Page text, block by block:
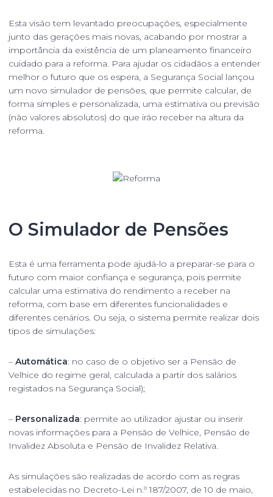
Esta visão tem levantado preocupações, especialmente
junto das gerações mais novas, acabando por mostrar a
importância da existência de um planeamento financeiro
cuidado para a reforma. Para ajudar os cidadãos a entender
melhor o futuro que os espera, a Segurança Social lançou
um novo simulador de pensões, que permite calcular, de
forma simples e personalizada, uma estimativa ou previsão
(não valores absolutos) do que irão receber na altura da
reforma.
O Simulador de Pensões
Esta é uma ferramenta pode ajudá-lo a preparar-se para o
futuro com maior confiança e segurança, pois permite
calcular uma estimativa do rendimento a receber na
reforma, com base em diferentes funcionalidades e
diferentes cenários. Ou seja, o sistema permite realizar dois
tipos de simulações:
– Automática: no caso de o objetivo ser a Pensão de
Velhice do regime geral, calculada a partir dos salários
registados na Segurança Social);
– Personalizada: permite ao utilizador ajustar ou inserir
novas informações para a Pensão de Velhice, Pensão de
Invalidez Absoluta e Pensão de Invalidez Relativa.
As simulações são realizadas de acordo com as regras
estabelecidas no Decreto-Lei n.º 187/2007, de 10 de maio,